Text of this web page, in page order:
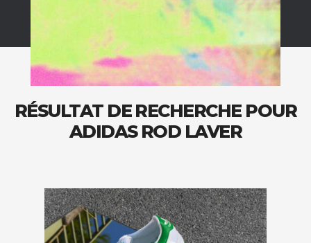
RÉSULTAT DE RECHERCHE POUR
ADIDAS ROD LAVER